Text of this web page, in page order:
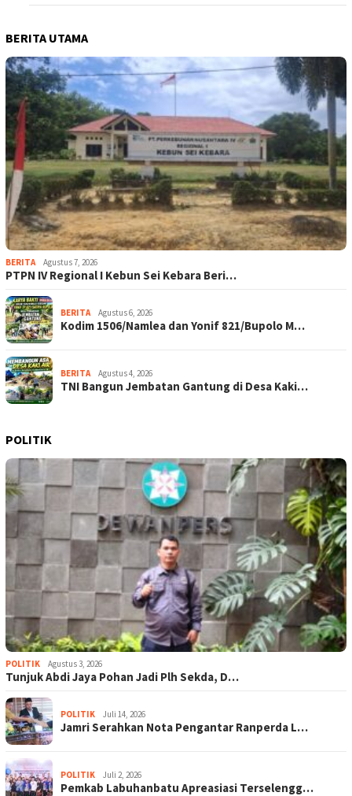
BERITA UTAMA
BERITA Agustus 7, 2026
PTPN IV Regional I Kebun Sei Kebara Beri…
BERITA Agustus 6, 2026
Kodim 1506/Namlea dan Yonif 821/Bupolo M…
BERITA Agustus 4, 2026
TNI Bangun Jembatan Gantung di Desa Kaki…
POLITIK
POLITIK Agustus 3, 2026
Tunjuk Abdi Jaya Pohan Jadi Plh Sekda, D…
POLITIK Juli 14, 2026
Jamri Serahkan Nota Pengantar Ranperda L…
POLITIK Juli 2, 2026
Pemkab Labuhanbatu Apreasiasi Terselengg…